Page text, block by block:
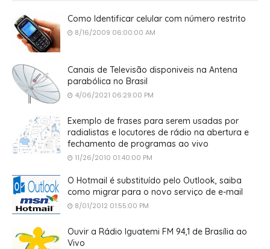
Como Identificar celular com número restrito
8/16/2009 06:00:00 AM
Canais de Televisão disponiveis na Antena
parabólica no Brasil
4/06/2021 06:29:00 PM
Exemplo de frases para serem usadas por
radialistas e locutores de rádio na abertura e
fechamento de programas ao vivo
11/26/2010 01:40:00 PM
O Hotmail é substituído pelo Outlook, saiba
como migrar para o novo serviço de e-mail
8/01/2012 01:55:00 PM
Ouvir a Rádio Iguatemi FM 94,1 de Brasília ao
Vivo